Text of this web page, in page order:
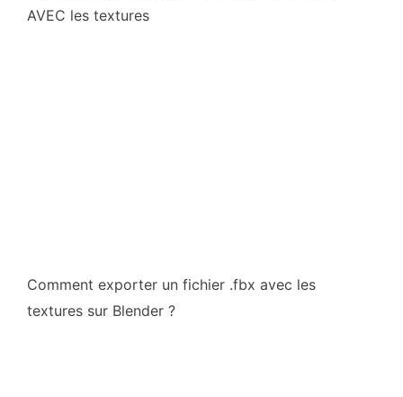
AVEC les textures
Comment exporter un fichier .fbx avec les
textures sur Blender ?